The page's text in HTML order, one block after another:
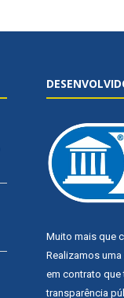
Muito mais que
Realizamos uma
em contrato
transparência